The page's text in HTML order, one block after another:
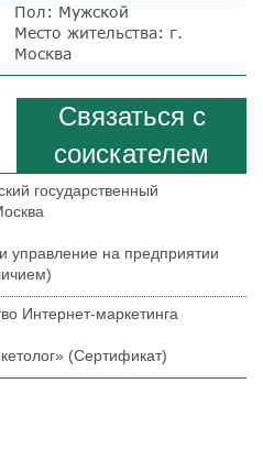
Пол: Мужской
Место жительства: г.
Москва
Связаться с
соискателем
государственный
управление на предприятии
Интернет-маркетинга
(Сертификат)